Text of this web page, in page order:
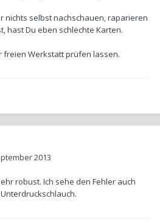
nichts selbst nachschauen, raparieren
hast Du eben schlechte Karten.
freien Werkstatt prüfen lassen.
2013
robust. Ich sehe den Fehler auch